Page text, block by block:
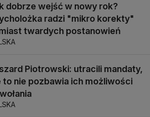
dobrze wejść w nowy rok?
radzi "mikro korekty"
twardych postanowień
Piotrowski: utracili mandaty,
to nie pozbawia ich możliwości